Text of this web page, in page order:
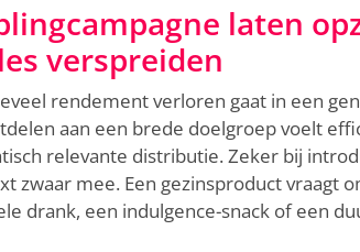
laten
verspreiden
rendement verloren gaat in een
aan een brede doelgroep voelt
relevante distributie. Zeker bij
zwaar mee. Een gezinsproduct vraagt
drank, een indulgence-snack of een